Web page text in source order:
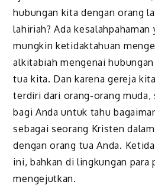
hubungan kita dengan orang
lahiriah? Ada kesalahpahaman
mungkin ketidaktahuan
alkitabiah mengenai
tua kita. Dan karena gereja
terdiri dari orang-orang muda,
bagi Anda untuk tahu
sebagai seorang Kristen
dengan orang tua Anda.
ini, bahkan di lingkungan para
mengejutkan.